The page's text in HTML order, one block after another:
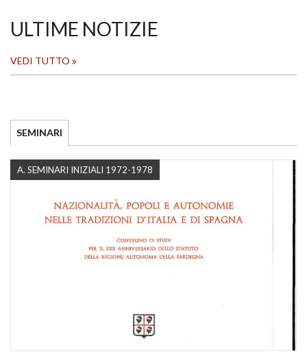
ULTIME NOTIZIE
VEDI TUTTO
SEMINARI
A. SEMINARI INIZIALI 1972-1978